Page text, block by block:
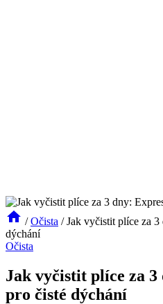
/ Očista / Jak vyčistit plíce za
dýchání
Očista
Jak vyčistit plíce za
pro čisté dýchání